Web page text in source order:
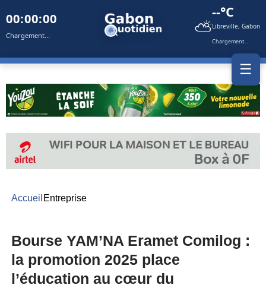
00:00:00
Chargement... ⛅
--°C
Libreville, Gabon
Chargement...
☰
Accueil Entreprise
Bourse YAM’NA Eramet Comilog :
la promotion 2025 place
l’éducation au cœur du